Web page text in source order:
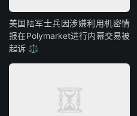
美国陆军士兵因涉嫌利用机密情
报在Polymarket进行内幕交易被
起诉 ⚖️